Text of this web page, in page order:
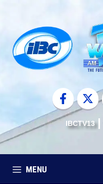
content
IBCTV13
MENU